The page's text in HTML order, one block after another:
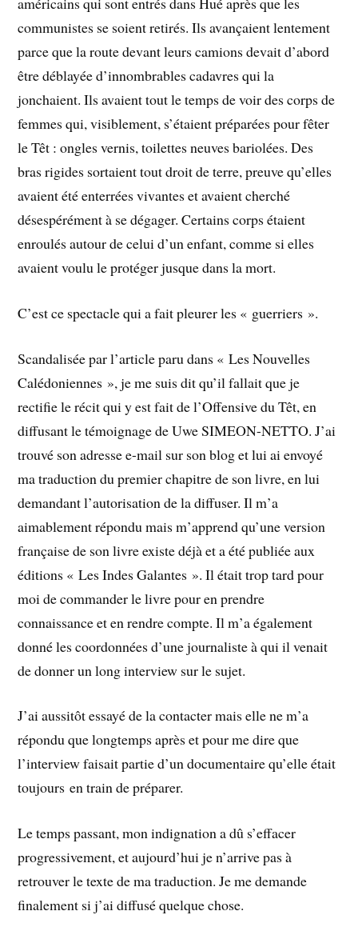
communistes se soient retirés. Ils avançaient lentement
parce que la route devant leurs camions devait d’abord
être déblayée d’innombrables cadavres qui la
jonchaient. Ils avaient tout le temps de voir des corps de
femmes qui, visiblement, s’étaient préparées pour fêter
le Têt : ongles vernis, toilettes neuves bariolées. Des
bras rigides sortaient tout droit de terre, preuve qu’elles
avaient été enterrées vivantes et avaient cherché
désespérément à se dégager. Certains corps étaient
enroulés autour de celui d’un enfant, comme si elles
avaient voulu le protéger jusque dans la mort.
C’est ce spectacle qui a fait pleurer les « guerriers ».
Scandalisée par l’article paru dans « Les Nouvelles
Calédoniennes », je me suis dit qu’il fallait que je
rectifie le récit qui y est fait de l’Offensive du Têt, en
diffusant le témoignage de Uwe SIMEON-NETTO. J’ai
trouvé son adresse e-mail sur son blog et lui ai envoyé
ma traduction du premier chapitre de son livre, en lui
demandant l’autorisation de la diffuser. Il m’a
aimablement répondu mais m’apprend qu’une version
française de son livre existe déjà et a été publiée aux
éditions « Les Indes Galantes ». Il était trop tard pour
moi de commander le livre pour en prendre
connaissance et en rendre compte. Il m’a également
donné les coordonnées d’une journaliste à qui il venait
de donner un long interview sur le sujet.
J’ai aussitôt essayé de la contacter mais elle ne m’a
répondu que longtemps après et pour me dire que
l’interview faisait partie d’un documentaire qu’elle était
toujours en train de préparer.
Le temps passant, mon indignation a dû s’effacer
progressivement, et aujourd’hui je n’arrive pas à
retrouver le texte de ma traduction. Je me demande
finalement si j’ai diffusé quelque chose.